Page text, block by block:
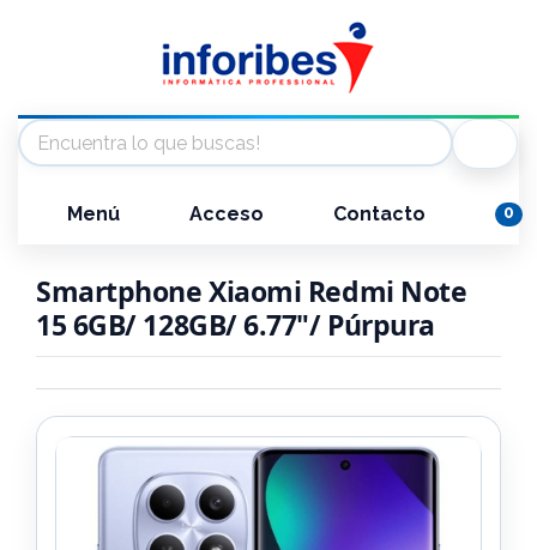
Menú Acceso Contacto 0
Smartphone Xiaomi Redmi Note
15 6GB/ 128GB/ 6.77"/ Púrpura